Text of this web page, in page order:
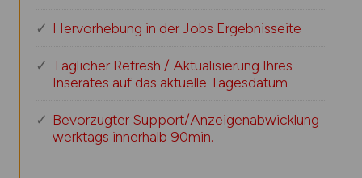
Hervorhebung in der Jobs Ergebnisseite
Täglicher Refresh / Aktualisierung Ihres
Inserates auf das aktuelle Tagesdatum
Bevorzugter Support/Anzeigenabwicklung
werktags innerhalb 90min.